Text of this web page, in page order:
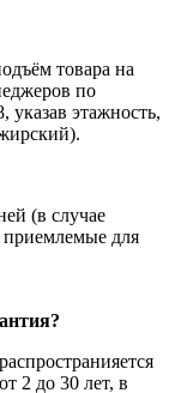
товара на
по
указав этажность,
(в случае
приемлемые для
2 до 30 лет, в